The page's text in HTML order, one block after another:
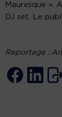
Mauresque ».
DJ set. Le
Reportage :